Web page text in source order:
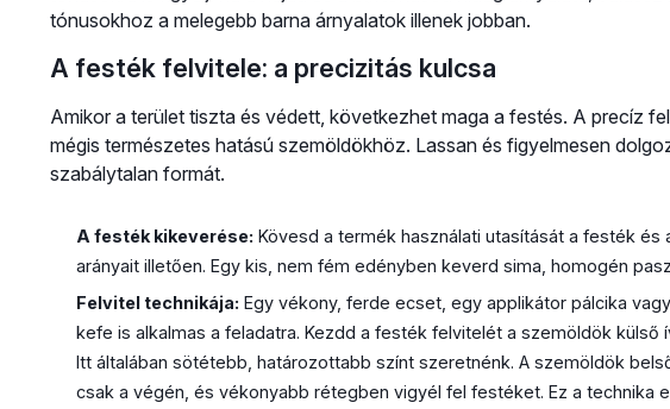
tónusokhoz a melegebb barna árnyalatok illenek jobban.
A festék felvitele: a precizitás kulcsa
Amikor a terület tiszta és védett, következhet maga a festés. A precíz
mégis természetes hatású szemöldökhöz. Lassan és figyelmesen
szabálytalan formát.
A festék kikeverése: Kövesd a termék használati utasítását a festék
arányait illetően. Egy kis, nem fém edényben keverd sima, homogén
Felvitel technikája: Egy vékony, ferde ecset, egy applikátor pálcika
kefe is alkalmas a feladatra. Kezdd a festék felvitelét a szemöldök külső
Itt általában sötétebb, határozottabb színt szeretnénk. A szemöldök
csak a végén, és vékonyabb rétegben vigyél fel festéket. Ez a technika